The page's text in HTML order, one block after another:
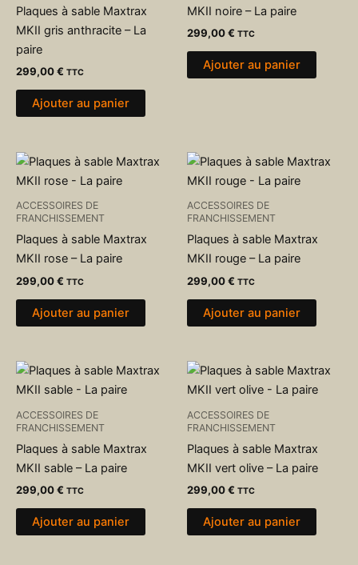
Plaques à sable Maxtrax
MKII gris anthracite – La
paire
299,00€ TTC
Ajouter au panier
MKII noire – La paire
299,00€ TTC
Ajouter au panier
ACCESSOIRES DE
FRANCHISSEMENT
Plaques à sable Maxtrax
MKII rose – La paire
299,00€ TTC
Ajouter au panier
ACCESSOIRES DE
FRANCHISSEMENT
Plaques à sable Maxtrax
MKII rouge – La paire
299,00€ TTC
Ajouter au panier
ACCESSOIRES DE
FRANCHISSEMENT
Plaques à sable Maxtrax
MKII sable – La paire
299,00€ TTC
Ajouter au panier
ACCESSOIRES DE
FRANCHISSEMENT
Plaques à sable Maxtrax
MKII vert olive – La paire
299,00€ TTC
Ajouter au panier